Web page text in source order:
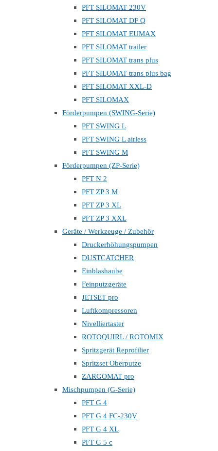
PFT SILOMAT 230V
PFT SILOMAT DF Q
PFT SILOMAT EUMAX
PFT SILOMAT trailer
PFT SILOMAT trans plus
PFT SILOMAT trans plus bag
PFT SILOMAT XXL-D
PFT SILOMAX
Förderpumpen (SWING-Serie)
PFT SWING L
PFT SWING L airless
PFT SWING M
Förderpumpen (ZP-Serie)
PFT N 2
PFT ZP 3 M
PFT ZP 3 XL
PFT ZP 3 XXL
Geräte / Werkzeuge / Zubehör
Druckerhöhungspumpen
DUSTCATCHER
Einblashaube
Feinputzgeräte
JETSET pro
Luftkompressoren
Nivelliertaster
ROTOQUIRL / ROTOMIX
Spritzgerät Reprofilier
Spritzset Oberputze
ZARGOMAT pro
Mischpumpen (G-Serie)
PFT G 4
PFT G 4 FC-230V
PFT G 4 XL
PFT G 5 c